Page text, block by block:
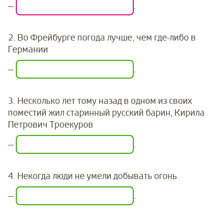
—
.
2. Во Фрейбурге погода лучше, чем где-либо в
Германии
—
.
3. Несколько лет тому назад в одном из своих
поместий жил старинный русский барин, Кирила
Петрович Троекуров
—
.
4. Некогда люди не умели добывать огонь
—
.